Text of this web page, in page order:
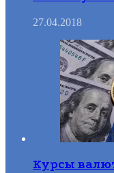
27.04.2018
Курсы